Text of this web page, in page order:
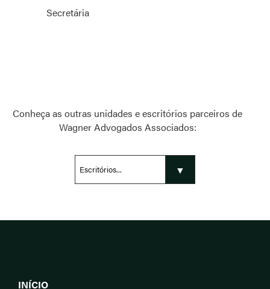
Secretária
Conheça as outras unidades e escritórios parceiros de
Wagner Advogados Associados:
INÍCIO